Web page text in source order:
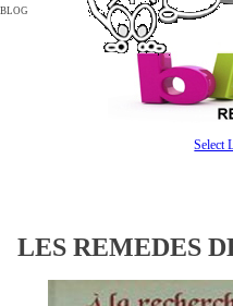
BLOG
Select
LES REMEDES